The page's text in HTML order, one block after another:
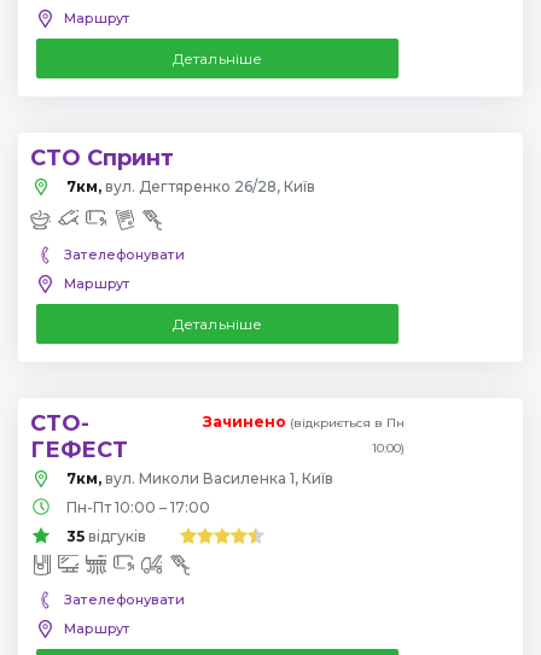
Маршрут
Детальніше
СТО Спринт
7км, вул. Дегтяренко 26/28, Київ
Зателефонувати
Маршрут
Детальніше
СТО-
ГЕФЕСТ
Зачинено (відкриється в Пн
10:00)
7км, вул. Миколи Василенка 1, Київ
Пн-Пт 10:00 – 17:00
35 відгуків
Зателефонувати
Маршрут